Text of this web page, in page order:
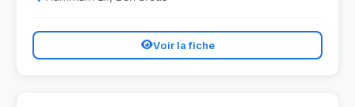
Voir la fiche